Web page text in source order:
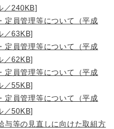
／240KB]
定員管理等について（平成
／63KB]
定員管理等について（平成
／62KB]
定員管理等について（平成
／55KB]
定員管理等について（平成
／50KB]
与等の見直しに向けた取組方